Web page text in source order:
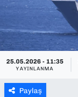
25.05.2026 - 11:35
YAYINLANMA
Paylaş
SAĞLIK
SPOR
TEKNOLOJİ
YAŞAM